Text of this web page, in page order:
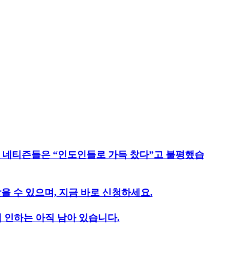
티즌들은 “인도인들로 가득 찼다”고 불평했습
수 있으며, 지금 바로 신청하세요.
하는 아직 남아 있습니다.